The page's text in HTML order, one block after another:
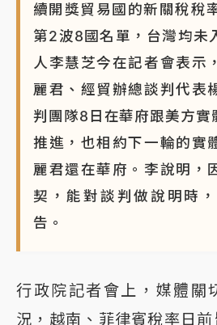
續開獎貿易國的新關稅稅
第2波8國名單，台灣均未
人李慧芝今在記者會表示
麗君、經貿辦總談判代表
判團隊8日在華府跟美方實
推進，也相約下一輪的實
麗君還在華府。李說明，
契，能對談判做說明時
告。
行政院記者會上，媒體關
況，越南、菲律賓稅率日